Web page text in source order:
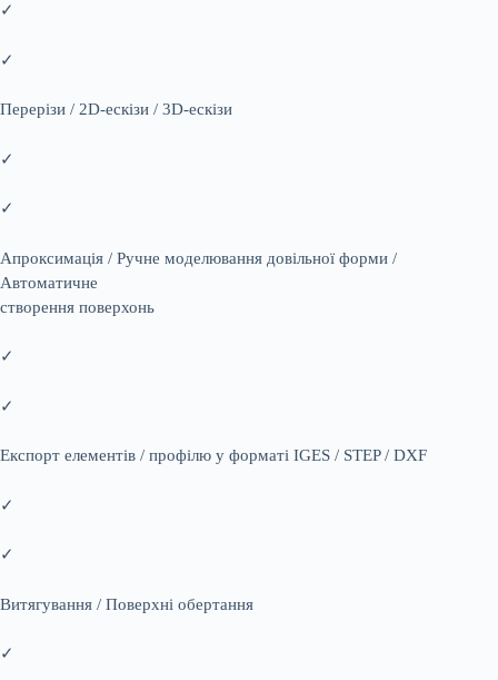
✓
✓
Перерізи / 2D-ескізи / 3D-ескізи
✓
✓
Апроксимація / Ручне моделювання довільної форми /
Автоматичне
створення поверхонь
✓
✓
Експорт елементів / профілю у форматі IGES / STEP / DXF
✓
✓
Витягування / Поверхні обертання
✓